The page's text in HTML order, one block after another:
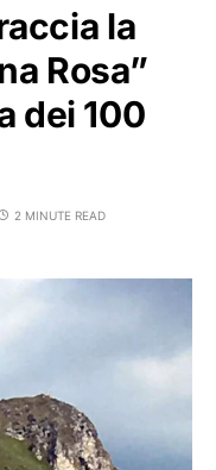
la
Rosa”
dei 100
2 MINUTE READ